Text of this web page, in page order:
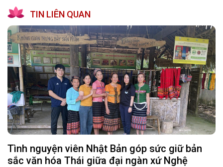
TIN LIÊN QUAN
Tình nguyện viên Nhật Bản góp sức giữ bản
sắc văn hóa Thái giữa đại ngàn xứ Nghệ